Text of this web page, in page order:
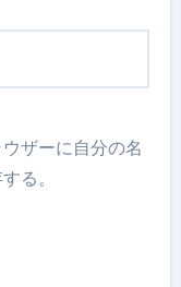
ザーに自分の名
る。